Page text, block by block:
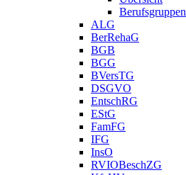
Berufsgruppen
ALG
BerRehaG
BGB
BGG
BVersTG
DSGVO
EntschRG
EStG
FamFG
IFG
InsO
RVIOBeschZG